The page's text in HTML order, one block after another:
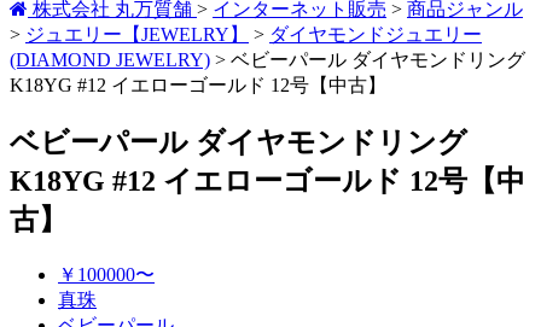
株式会社 丸万質舗 > インターネット販売 > 商品ジャンル
> ジュエリー【JEWELRY】 > ダイヤモンドジュエリー
(DIAMOND JEWELRY) > ベビーパール ダイヤモンドリング
K18YG #12 イエローゴールド 12号【中古】
ベビーパール ダイヤモンドリング
K18YG #12 イエローゴールド 12号【中
古】
￥100000〜
真珠